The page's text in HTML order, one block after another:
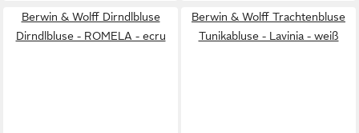
Berwin & Wolff Dirndlbluse
Dirndlbluse - ROMELA - ecru
Berwin & Wolff Trachtenbluse
Tunikabluse - Lavinia - weiß